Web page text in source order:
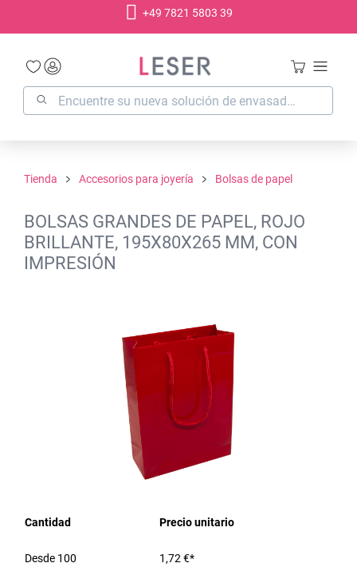
+49 7821 5803 39
Tienda Accesorios para joyería Bolsas de papel
BOLSAS GRANDES DE PAPEL, ROJO
BRILLANTE, 195X80X265 MM, CON
IMPRESIÓN
Cantidad Precio unitario
Desde 100 1,72 €*